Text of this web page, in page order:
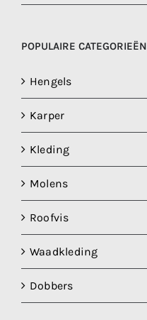
POPULAIRE CATEGORIEËN
Hengels
Karper
Kleding
Molens
Roofvis
Waadkleding
Dobbers